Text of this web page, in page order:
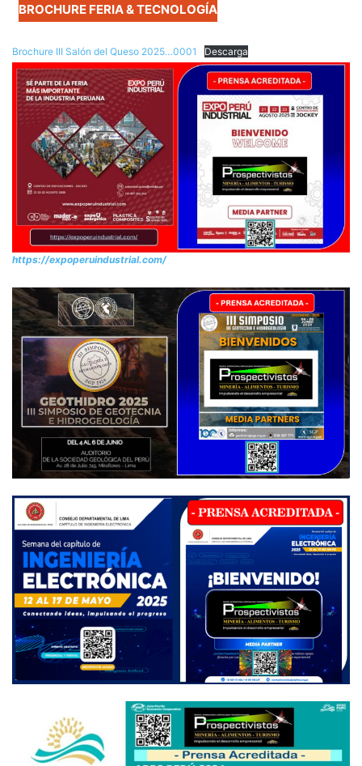
BROCHURE FERIA & TECNOLOGÍA
Brochure III Salón del Queso 2025…0001 Descarga
https://expoperuindustrial.com/